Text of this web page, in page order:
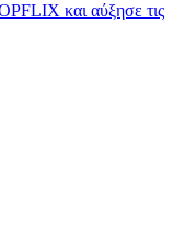
και αύξησε τις